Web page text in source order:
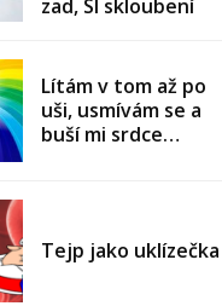
zad, SI skloubení
Lítám v tom až po
uši, usmívám se a
buší mi srdce…
Tejp jako uklízečka